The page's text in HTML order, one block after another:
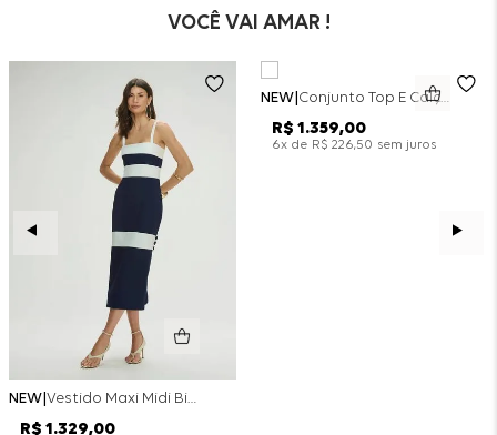
VOCÊ VAI AMAR !
NEW Vestido Maxi Midi Bicolor Alfaitaria Navy - Marinho
R$ 1 .329,00
NEW Conjunto Top E Calça Wide Leg Bicolor Alfaitaria - Off White
R$ 1 .359,00
6x de R$ 226,50 sem juros